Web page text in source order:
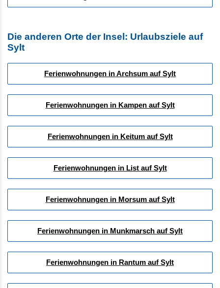
Die anderen Orte der Insel: Urlaubsziele auf
Sylt
Ferienwohnungen in Archsum auf Sylt
Ferienwohnungen in Kampen auf Sylt
Ferienwohnungen in Keitum auf Sylt
Ferienwohnungen in List auf Sylt
Ferienwohnungen in Morsum auf Sylt
Ferienwohnungen in Munkmarsch auf Sylt
Ferienwohnungen in Rantum auf Sylt